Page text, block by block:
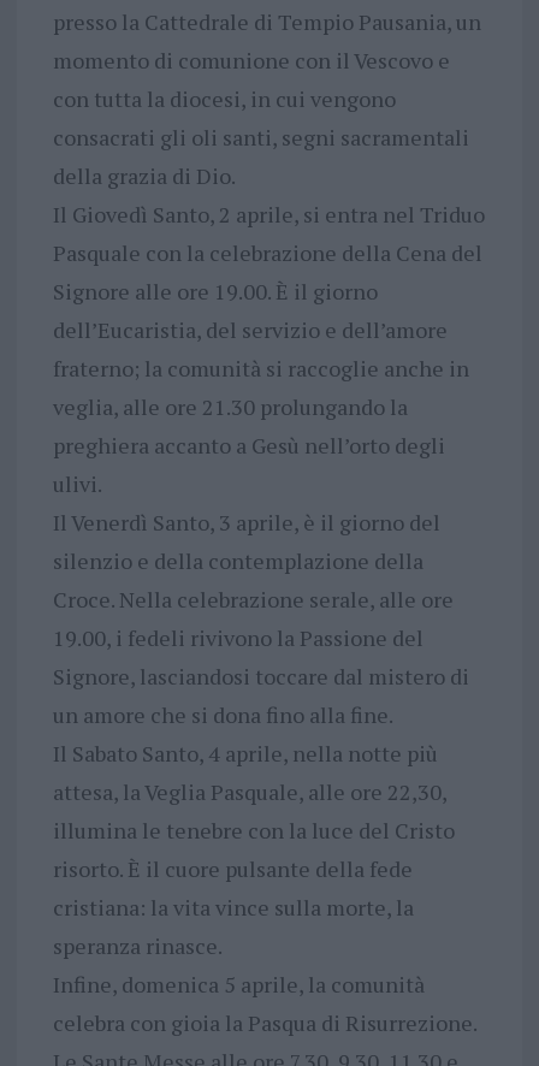
presso la Cattedrale di Tempio Pausania, un
momento di comunione con il Vescovo e
con tutta la diocesi, in cui vengono
consacrati gli oli santi, segni sacramentali
della grazia di Dio.
Il Giovedì Santo, 2 aprile, si entra nel Triduo
Pasquale con la celebrazione della Cena del
Signore alle ore 19.00. È il giorno
dell’Eucaristia, del servizio e dell’amore
fraterno; la comunità si raccoglie anche in
veglia, alle ore 21.30 prolungando la
preghiera accanto a Gesù nell’orto degli
ulivi.
Il Venerdì Santo, 3 aprile, è il giorno del
silenzio e della contemplazione della
Croce. Nella celebrazione serale, alle ore
19.00, i fedeli rivivono la Passione del
Signore, lasciandosi toccare dal mistero di
un amore che si dona fino alla fine.
Il Sabato Santo, 4 aprile, nella notte più
attesa, la Veglia Pasquale, alle ore 22,30,
illumina le tenebre con la luce del Cristo
risorto. È il cuore pulsante della fede
cristiana: la vita vince sulla morte, la
speranza rinasce.
Infine, domenica 5 aprile, la comunità
celebra con gioia la Pasqua di Risurrezione.